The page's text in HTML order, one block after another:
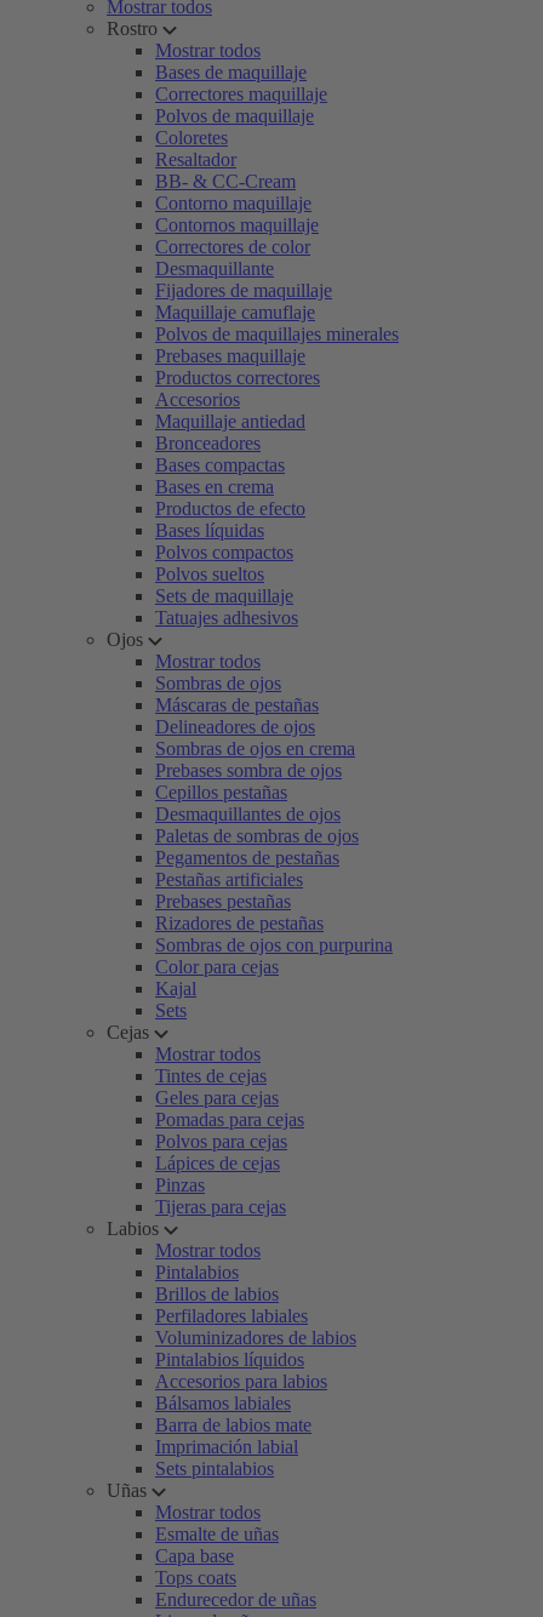
Mostrar todos
Rostro
Mostrar todos
Bases de maquillaje
Correctores maquillaje
Polvos de maquillaje
Coloretes
Resaltador
BB- & CC-Cream
Contorno maquillaje
Contornos maquillaje
Correctores de color
Desmaquillante
Fijadores de maquillaje
Maquillaje camuflaje
Polvos de maquillajes minerales
Prebases maquillaje
Productos correctores
Accesorios
Maquillaje antiedad
Bronceadores
Bases compactas
Bases en crema
Productos de efecto
Bases líquidas
Polvos compactos
Polvos sueltos
Sets de maquillaje
Tatuajes adhesivos
Ojos
Mostrar todos
Sombras de ojos
Máscaras de pestañas
Delineadores de ojos
Sombras de ojos en crema
Prebases sombra de ojos
Cepillos pestañas
Desmaquillantes de ojos
Paletas de sombras de ojos
Pegamentos de pestañas
Pestañas artificiales
Prebases pestañas
Rizadores de pestañas
Sombras de ojos con purpurina
Color para cejas
Kajal
Sets
Cejas
Mostrar todos
Tintes de cejas
Geles para cejas
Pomadas para cejas
Polvos para cejas
Lápices de cejas
Pinzas
Tijeras para cejas
Labios
Mostrar todos
Pintalabios
Brillos de labios
Perfiladores labiales
Voluminizadores de labios
Pintalabios líquidos
Accesorios para labios
Bálsamos labiales
Barra de labios mate
Imprimación labial
Sets pintalabios
Uñas
Mostrar todos
Esmalte de uñas
Capa base
Tops coats
Endurecedor de uñas